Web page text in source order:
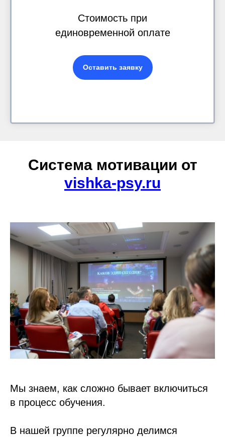
Стоимость при
единовременной оплате
Оставить заявку
Система мотивации от
vishka-psy.ru
Мы знаем, как сложно бывает включиться
в процесс обучения.
В нашей группе регулярно делимся